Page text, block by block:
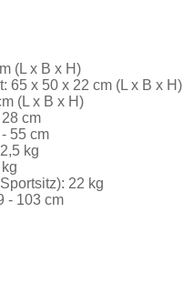
(L x B x H)
65 x 50 x 22 cm (L x B x H)
(L x B x H)
cm
55 cm
kg
22 kg
- 103 cm